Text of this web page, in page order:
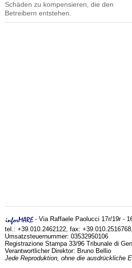
Schäden zu kompensieren, die den
Betreibern entstehen.
- Via Raffaele Paolucci 17r/19r -
tel.: +39.010.2462122, fax: +39.010.2516768,
Umsatzsteuernummer: 03532950106
Registrazione Stampa 33/96 Tribunale di
Verantwortlicher Direktor: Bruno Bellio
Jede Reproduktion, ohne die ausdrückliche